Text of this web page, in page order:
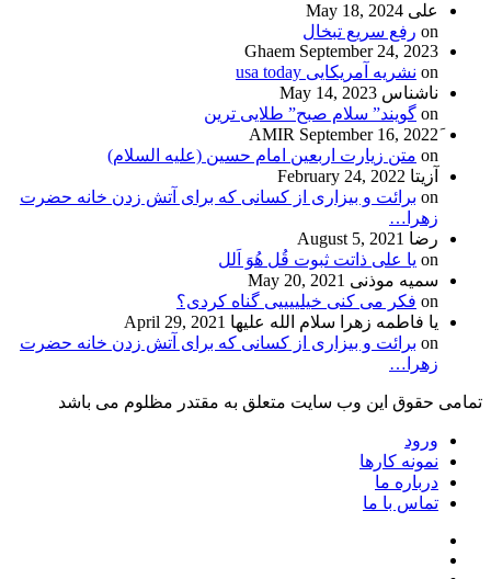
علی May 18, 2024
on رفع سریع تبخال
Ghaem September 24, 2023
on نشریه آمریکایی usa today
ناشناس May 14, 2023
on گویند” سلام صبح” طلایی ترین
September 16, 2022
on متن زیارت اربعین امام حسین (علیه السلام)
آزیتا February 24, 2022
on برائت و بیزاری از کسانی که برای آتش زدن خانه حضرت
زهرا…
رضا August 5, 2021
on یا علی ذاتت ثبوت قُل هُوَ اَلل
سمیه موذنی May 20, 2021
on فکر می کنی خیلییییی گناه کردی؟
یا فاطمه زهرا سلام الله علیها April 29, 2021
on برائت و بیزاری از کسانی که برای آتش زدن خانه حضرت
زهرا…
تمامی حقوق این وب سایت متعلق به مقتدر مظلوم می باشد
ورود
نمونه کارها
درباره ما
تماس با ما